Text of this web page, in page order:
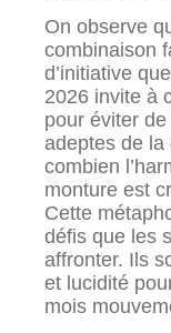
On observe
combinaison
d’initiative
2026 invite à
pour éviter de
adeptes de la
combien
monture est
Cette
défis que les
affronter. Ils
et lucidité
mois